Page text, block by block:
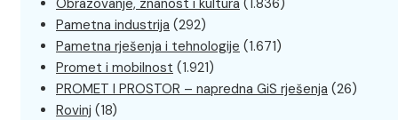
Pametna industrija (292)
Pametna rješenja i tehnologije (1.671)
Promet i mobilnost (1.921)
PROMET I PROSTOR – napredna GiS rješenja (26)
Rovinj (18)